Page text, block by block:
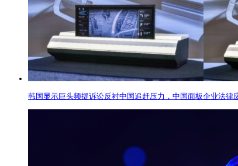
韩国显示巨头频提诉讼反衬中国追赶压力，中国面板企业法律